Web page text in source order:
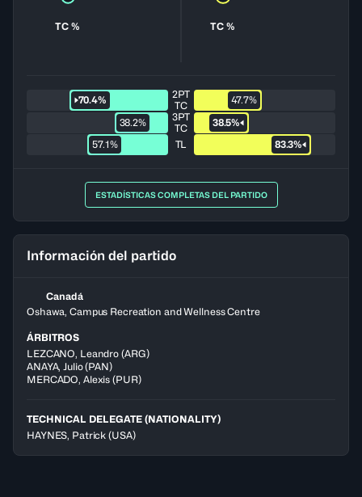
TC % TC %
70.4%
2PT
TC
47.7%
38.2%
3PT
TC
38.5%
57.1%
TL 83.3%
ESTADÍSTICAS COMPLETAS DEL PARTIDO
Información del partido
Canadá
Oshawa, Campus Recreation and Wellness Centre
ÁRBITROS
LEZCANO, Leandro (ARG)
ANAYA, Julio(PAN)
MERCADO, Alexis (PUR)
TECHNICAL DELEGATE (NATIONALITY)
HAYNES, Patrick (USA)